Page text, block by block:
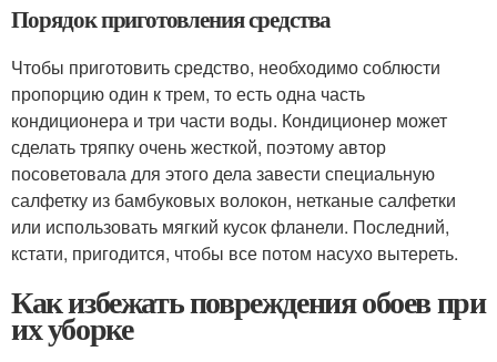
Порядок приготовления средства
Чтобы приготовить средство, необходимо соблюсти
пропорцию один к трем, то есть одна часть
кондиционера и три части воды. Кондиционер может
сделать тряпку очень жесткой, поэтому автор
посоветовала для этого дела завести специальную
салфетку из бамбуковых волокон, нетканые салфетки
или использовать мягкий кусок фланели. Последний,
кстати, пригодится, чтобы все потом насухо вытереть.
Как избежать повреждения обоев при
их уборке